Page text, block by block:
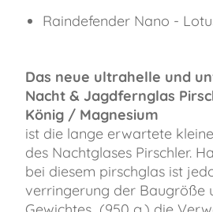
Raindefender Nano -
Das neue ultrahelle und
Nacht & Jagdfernglas
König / Magnesium
ist die lange erwartete
des Nachtglases Pirschler.
bei diesem pirschglas ist
verringerung der Baugröße